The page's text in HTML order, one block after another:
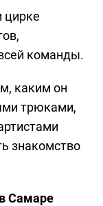
цирке
команды.
каким он
трюками,
знакомство
Самаре